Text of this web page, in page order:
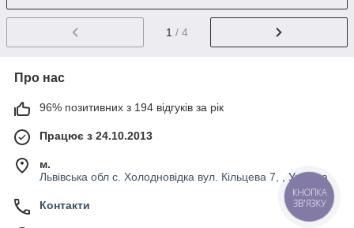
1 / 4
Про нас
96% позитивних з 194 відгуків за рік
Працює з 24.10.2013
м.
Львівська обл с. Холодновідка вул. Кільцева 7, , Україна
Контакти
КНОПКА
ЗВ'ЯЗКУ